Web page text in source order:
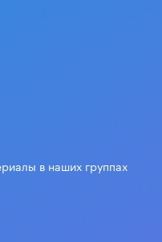
в наших группах